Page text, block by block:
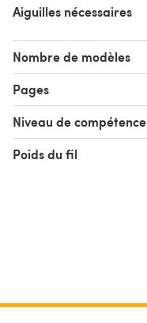
Aiguilles nécessaires
Nombre de modèles
Pages
Niveau de compétence
Poids du fil